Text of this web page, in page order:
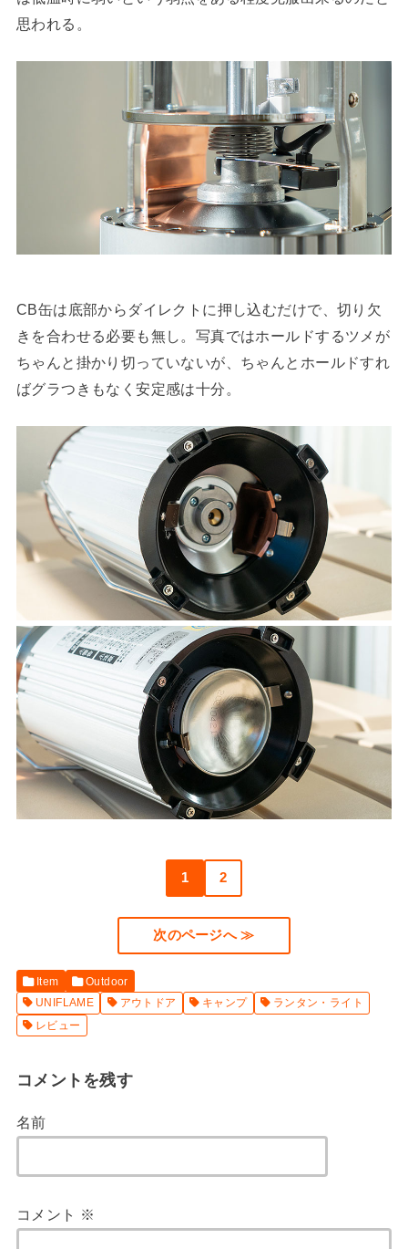
思われる。
CB缶は底部からダイレクトに押し込むだけで、切り欠
きを合わせる必要も無し。写真ではホールドするツメが
ちゃんと掛かり切っていないが、ちゃんとホールドすれ
ばグラつきもなく安定感は十分。
1 2
次のページへ ≫
Item
Outdoor
UNIFLAME
アウトドア キャンプ
ランタン・ライト
レビュー
コメントを残す
名前
コメント ※